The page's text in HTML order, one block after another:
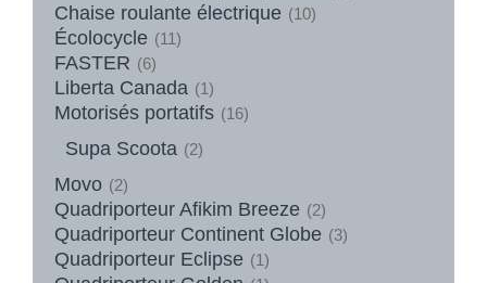
Chaise roulante électrique (10)
Écolocycle (11)
FASTER (6)
Liberta Canada (1)
Motorisés portatifs (16)
Supa Scoota (2)
Movo (2)
Quadriporteur Afikim Breeze (2)
Quadriporteur Continent Globe (3)
Quadriporteur Eclipse (1)